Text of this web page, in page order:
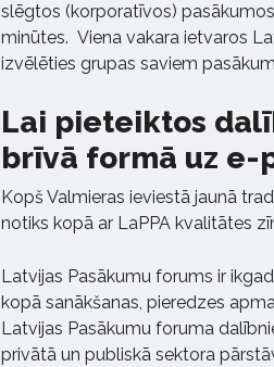
slēgtos (korporatīvos)
minūtes. Viena vakara ietvaros
izvēlēties grupas saviem
Lai pieteiktos
brīvā formā uz e-
Kopš Valmieras ieviestā jaunā
notiks kopā ar LaPPA kvalitātes
Latvijas Pasākumu forums ir
kopā sanākšanas, pieredzes
Latvijas Pasākumu foruma
privātā un publiskā sektora